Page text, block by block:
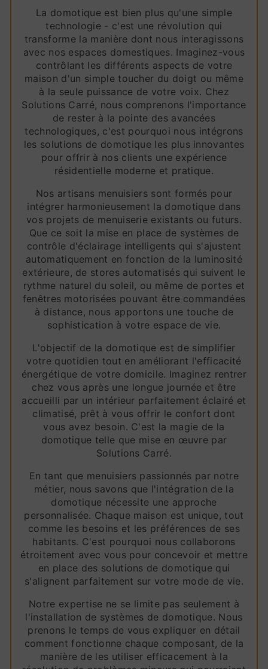
La domotique est bien plus qu'une simple
technologie - c'est une révolution qui
transforme la manière dont nous interagissons
avec nos espaces domestiques. Imaginez-vous
contrôlant les différents aspects de votre
maison d'un simple toucher du doigt ou même
à la seule puissance de votre voix. Chez
Solutions Carré, nous comprenons l'importance
de rester à la pointe des avancées
technologiques, c'est pourquoi nous intégrons
les solutions de domotique les plus innovantes
pour offrir à nos clients une expérience
résidentielle moderne et pratique.
Nos artisans menuisiers sont formés pour
intégrer harmonieusement la domotique dans
vos projets de menuiserie existants ou futurs.
Que ce soit la mise en place de systèmes de
contrôle d'éclairage intelligents qui s'ajustent
automatiquement en fonction de la luminosité
extérieure, de stores automatisés qui suivent le
rythme naturel du soleil, ou même de portes et
fenêtres motorisées pouvant être commandées
à distance, nous apportons une touche de
sophistication à votre espace de vie.
L'objectif de la domotique est de simplifier
votre quotidien tout en améliorant l'efficacité
énergétique de votre domicile. Imaginez rentrer
chez vous après une longue journée et être
accueilli par un intérieur parfaitement éclairé et
climatisé, prêt à vous offrir le confort dont
vous avez besoin. C'est la magie de la
domotique telle que mise en œuvre par
Solutions Carré.
En tant que menuisiers passionnés par notre
métier, nous savons que l'intégration de la
domotique nécessite une approche
personnalisée. Chaque maison est unique, tout
comme les besoins et les préférences de ses
habitants. C'est pourquoi nous collaborons
étroitement avec vous pour concevoir et mettre
en place des solutions de domotique qui
s'alignent parfaitement sur votre mode de vie.
Notre expertise ne se limite pas seulement à
l'installation de systèmes de domotique. Nous
prenons le temps de vous expliquer en détail
comment fonctionne chaque composant, de la
manière de les utiliser efficacement à la